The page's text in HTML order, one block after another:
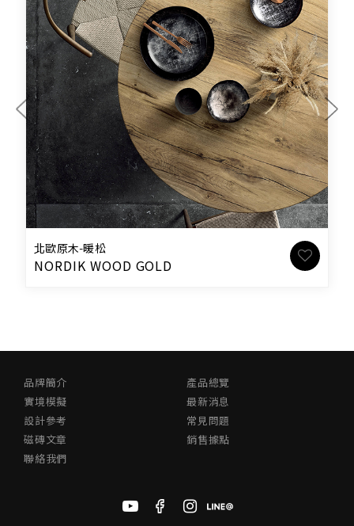
北歐原木-暖松
NORDIK WOOD GOLD
品牌簡介
產品總覽
實境模擬
最新消息
設計參考
常見問題
磁磚文章
銷售據點
聯絡我們